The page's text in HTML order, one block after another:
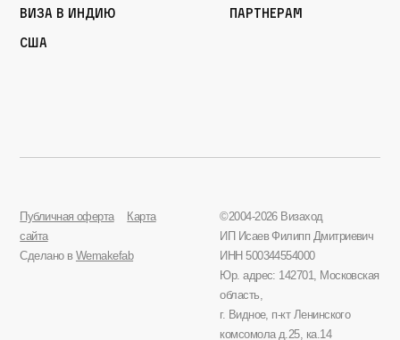
Виза в Индию
США
Партнерам
Публичная оферта
Карта
сайта
Сделано в Wemakefab
©2004-2026 Визаход
ИП Исаев Филипп Дмитриевич
ИНН 500344554000
Юр. адрес: 142701, Московская
область,
г. Видное, п-кт Ленинского
комсомола д.25, ка.14